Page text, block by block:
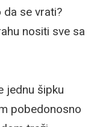
se vrati?
nositi sve sa
jednu šipku
pobedonosno